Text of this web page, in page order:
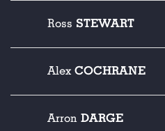
Ross STEWART
Alex COCHRANE
Arron DARGE